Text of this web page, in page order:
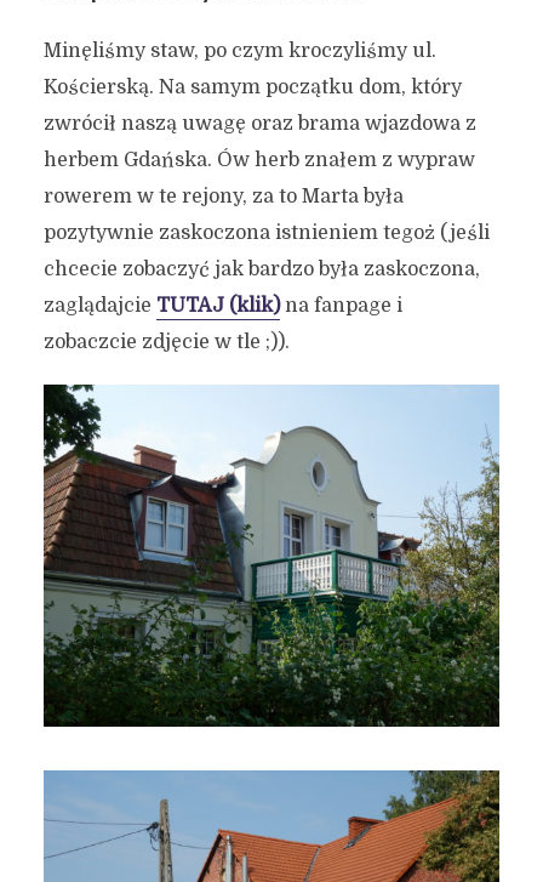
Minęliśmy staw, po czym kroczyliśmy ul.
Kościerską. Na samym początku dom, który
zwrócił naszą uwagę oraz brama wjazdowa z
herbem Gdańska. Ów herb znałem z wypraw
rowerem w te rejony, za to Marta była
pozytywnie zaskoczona istnieniem tegoż (jeśli
chcecie zobaczyć jak bardzo była zaskoczona,
zaglądajcie TUTAJ (klik)na fanpage i
zobaczcie zdjęcie w tle ;)).